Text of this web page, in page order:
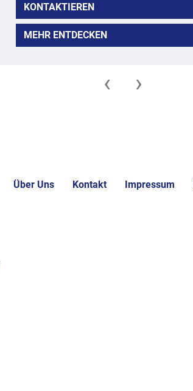
KONTAKTIEREN
MEHR ENTDECKEN
‹ ›
Über Uns Kontakt Impressum